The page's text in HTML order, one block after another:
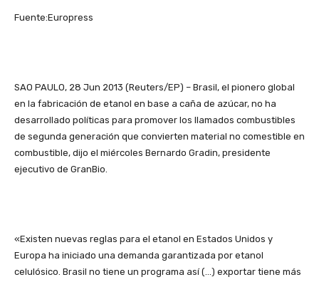
Fuente:Europress
SAO PAULO, 28 Jun 2013 (Reuters/EP) – Brasil, el pionero global
en la fabricación de etanol en base a caña de azúcar, no ha
desarrollado políticas para promover los llamados combustibles
de segunda generación que convierten material no comestible en
combustible, dijo el miércoles Bernardo Gradin, presidente
ejecutivo de GranBio.
«Existen nuevas reglas para el etanol en Estados Unidos y
Europa ha iniciado una demanda garantizada por etanol
celulósico. Brasil no tiene un programa así (…) exportar tiene más